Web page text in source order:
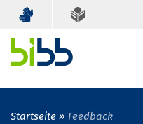
Startseite Feedback